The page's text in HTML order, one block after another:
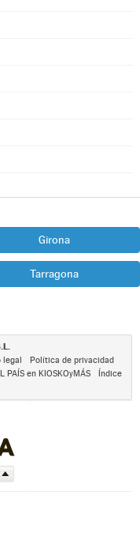
Girona
Tarragona
legal
Política de privacidad
PAÍS en KIOSKOyMÁS
Índice